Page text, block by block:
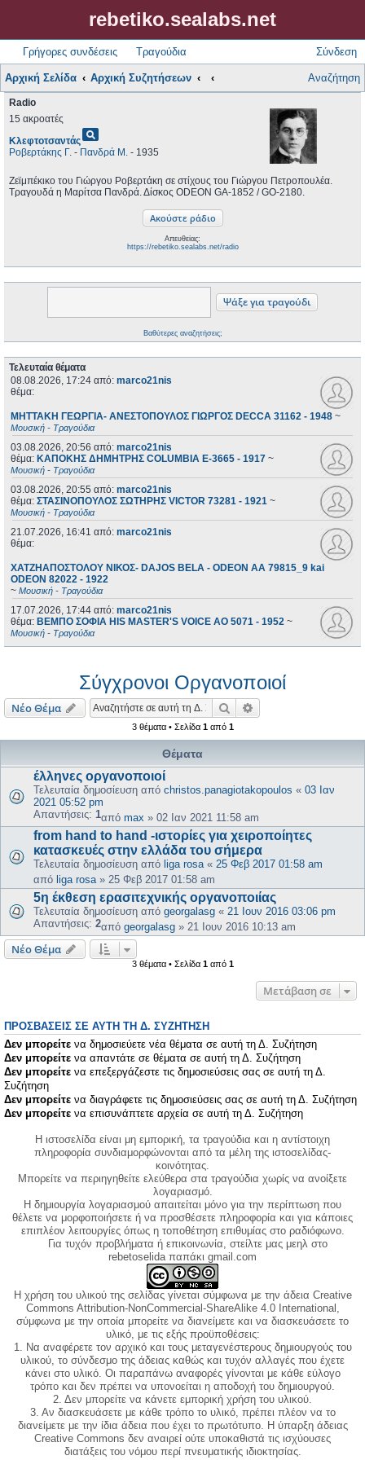
rebetiko.sealabs.net
Γρήγορες συνδέσεις Τραγούδια Σύνδεση
Αρχική Σελίδα Αρχική Συζητήσεων Αναζήτηση
Radio
15 ακροατές
Κλεφτοτσαντάςpageview
Ροβερτάκης Γ. - Πανδρά Μ. - 1935
Ζεϊμπέκικο του Γιώργου Ροβερτάκη σε στίχους του Γιώργου Πετροπουλέα.
Τραγουδά η Μαρίτσα Πανδρά. Δίσκος ODEON GA-1852 / GO-2180.
Απευθείας:
https://rebetiko.sealabs.net/radio
Βαθύτερες αναζητήσεις;
Τελευταία θέματα
08.08.2026, 17:24 από: marco21nis
θέμα:
ΜΗΤΤΑΚΗ ΓΕΩΡΓΙΑ- ΑΝΕΣΤΟΠΟΥΛΟΣ ΓΙΩΡΓΟΣ DECCA 31162 - 1948 ~
Μουσική - Τραγούδια
03.08.2026, 20:56 από: marco21nis
θέμα: ΚΑΠΟΚΗΣ ΔΗΜΗΤΡΗΣ COLUMBIA E-3665 - 1917 ~
Μουσική - Τραγούδια
03.08.2026, 20:55 από: marco21nis
θέμα: ΣΤΑΣΙΝΟΠΟΥΛΟΣ ΣΩΤΗΡΗΣ VICTOR 73281 - 1921 ~
Μουσική - Τραγούδια
21.07.2026, 16:41 από: marco21nis
θέμα:
ΧΑΤΖΗΑΠΟΣΤΟΛΟΥ ΝΙΚΟΣ- DAJOS BELA - ODEON AA 79815_9 kai
ODEON 82022 - 1922
~ Μουσική - Τραγούδια
17.07.2026, 17:44 από: marco21nis
θέμα: ΒΕΜΠΟ ΣΟΦΙΑ HIS MASTER'S VOICE AO 5071 - 1952 ~
Μουσική - Τραγούδια
Σύγχρονοι Οργανοποιοί
Νέο Θέμα Αναζήτηση
3 θέματα • Σελίδα 1από 1
Θέματα
έλληνες οργανοποιοί
Τελευταία δημοσίευση από christos.panagiotakopoulos « 03 Ιαν
2021 05:52 pm
Απαντήσεις: 1από max » 02 Ιαν 2021 11:58 am
from hand to hand -ιστορίες για χειροποίητες
κατασκευές στην ελλάδα του σήμερα
Τελευταία δημοσίευση από liga rosa « 25 Φεβ 2017 01:58 am
από liga rosa » 25 Φεβ 2017 01:58 am
5η έκθεση ερασιτεχνικής οργανοποιίας
Τελευταία δημοσίευση από georgalasg « 21 Ιουν 2016 03:06 pm
Απαντήσεις: 2από georgalasg » 21 Ιουν 2016 10:13 am
Νέο Θέμα
3 θέματα • Σελίδα 1από 1
Μετάβαση σε
ΠΡΟΣΒΆΣΕΙΣ ΣΕ ΑΥΤΉ ΤΗ Δ. ΣΥΖΉΤΗΣΗ
Δεν μπορείτε να δημοσιεύετε νέα θέματα σε αυτή τη Δ. Συζήτηση
Δεν μπορείτε να απαντάτε σε θέματα σε αυτή τη Δ. Συζήτηση
Δεν μπορείτε να επεξεργάζεστε τις δημοσιεύσεις σας σε αυτή τη Δ.
Συζήτηση
Δεν μπορείτε να διαγράφετε τις δημοσιεύσεις σας σε αυτή τη Δ. Συζήτηση
Δεν μπορείτε να επισυνάπτετε αρχεία σε αυτή τη Δ. Συζήτηση
Η ιστοσελίδα είναι μη εμπορική, τα τραγούδια και η αντίστοιχη
πληροφορία συνδιαμορφώνονται από τα μέλη της ιστοσελίδας-
κοινότητας.
Μπορείτε να περιηγηθείτε ελεύθερα στα τραγούδια χωρίς να ανοίξετε
λογαριασμό.
Η δημιουργία λογαριασμού απαιτείται μόνο για την περίπτωση που
θέλετε να μορφοποιήσετε ή να προσθέσετε πληροφορία και για κάποιες
επιπλέον λειτουργίες όπως η τοποθέτηση επιθυμίας στο ραδιόφωνο.
Για τυχόν προβλήματα ή επικοινωνία, στείλτε μας μεηλ στο
rebetoselida παπάκι gmail.com
Η χρήση του υλικού της σελίδας γίνεται σύμφωνα με την άδεια Creative
Commons Attribution-NonCommercial-ShareAlike 4.0 International,
σύμφωνα με την οποία μπορείτε να διανείμετε και να διασκευάσετε το
υλικό, με τις εξής προϋποθέσεις:
1. Να αναφέρετε τον αρχικό και τους μεταγενέστερους δημιουργούς του
υλικού, το σύνδεσμο της άδειας καθώς και τυχόν αλλαγές που έχετε
κάνει στο υλικό. Οι παραπάνω αναφορές γίνονται με κάθε εύλογο
τρόπο και δεν πρέπει να υπονοείται η αποδοχή του δημιουργού.
2. Δεν μπορείτε να κάνετε εμπορική χρήση του υλικού.
3. Αν διασκευάσετε με κάθε τρόπο το υλικό, πρέπει πλέον να το
διανείμετε με την ίδια άδεια που έχει το πρωτότυπο. Η ύπαρξη άδειας
Creative Commons δεν αναιρεί ούτε υποκαθιστά τις ισχύουσες
διατάξεις του νόμου περί πνευματικής ιδιοκτησίας.